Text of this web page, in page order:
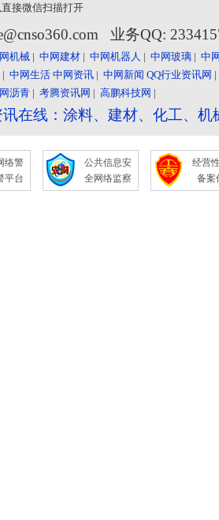
接微信扫描打开
业务QQ:
机械 | 中网建材 | 中网机器人 | 中网玻璃 | 中
| 中网生活 中网资讯 | 中网新闻 QQ行业资讯网
沥青 | 考腾资讯网 | 高鹏科技网 |
在线：涂料、建材、化工、
络警
平台
公共信息安
全网络监察
经营
备案